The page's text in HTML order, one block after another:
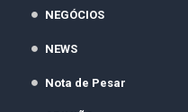
NEGÓCIOS
NEWS
Nota de Pesar